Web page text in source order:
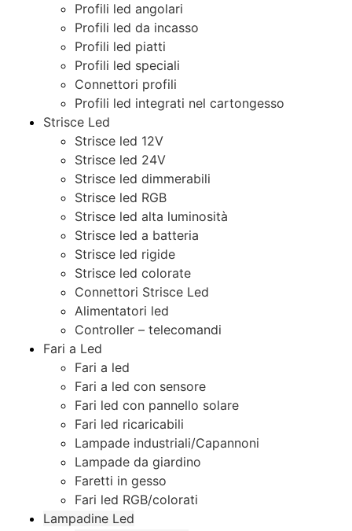
Profili led angolari
Profili led da incasso
Profili led piatti
Profili led speciali
Connettori profili
Profili led integrati nel cartongesso
Strisce Led
Strisce led 12V
Strisce led 24V
Strisce led dimmerabili
Strisce led RGB
Strisce led alta luminosità
Strisce led a batteria
Strisce led rigide
Strisce led colorate
Connettori Strisce Led
Alimentatori led
Controller – telecomandi
Fari a Led
Fari a led
Fari a led con sensore
Fari led con pannello solare
Fari led ricaricabili
Lampade industriali/Capannoni
Lampade da giardino
Faretti in gesso
Fari led RGB/colorati
Lampadine Led